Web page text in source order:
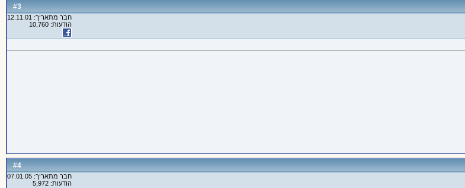
#
3
חבר מתאריך: 12.11.01
הודעות: 10,760
#
4
חבר מתאריך: 07.01.05
הודעות: 5,972